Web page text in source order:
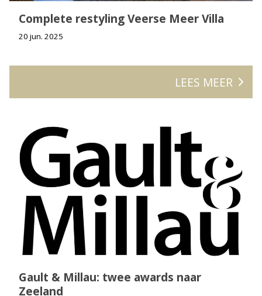
Complete restyling Veerse Meer Villa
20 jun. 2025
LEES MEER
Gault & Millau: twee awards naar
Zeeland